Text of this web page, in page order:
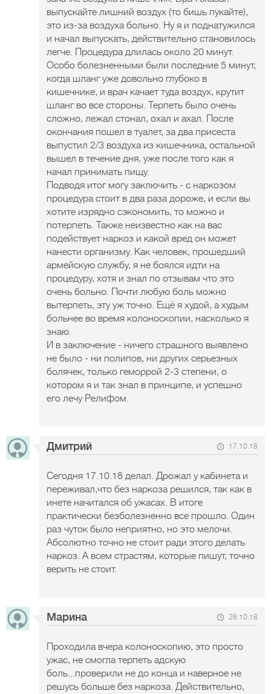
выпускайте лишний воздух (то бишь пукайте),
это из-за воздуха больно. Ну я и поднатужился
и начал выпускать, действительно становилось
легче. Процедура длилась около 20 минут.
Особо болезненными были последние 5 минут,
когда шланг уже довольно глубоко в
кишечнике, и врач качает туда воздух, крутит
шланг во все стороны. Терпеть было очень
сложно, лежал стонал, охал и ахал. После
окончания пошел в туалет, за два присеста
выпустил 2/3 воздуха из кишечника, остальной
вышел в течение дня, уже после того как я
начал принимать пищу.
Подводя итог могу заключить - с наркозом
процедура стоит в два раза дороже, и если вы
хотите изрядно сэкономить, то можно и
потерпеть. Также неизвестно как на вас
подействует наркоз и какой вред он может
нанести организму. Как человек, прошедший
армейскую службу, я не боялся идти на
процедуру, хотя и знал по отзывам что это
очень больно. Почти любую боль можно
вытерпеть, эту уж точно. Ещё я худой, а худым
больнее во время колоноскопии, насколько я
знаю.
И в заключение - ничего страшного выявлено
не было - ни полипов, ни других серьезных
болячек, только геморрой 2-3 степени, о
котором я и так знал в принципе, и успешно
его лечу Релифом.
Дмитрий 17.10.18
Сегодня 17.10.18 делал. Дрожал у кабинета и
переживал,что без наркоза решился, так как в
инете начитался об ужасах. В итоге
практически безболезненно все прошло. Один
раз чуток было неприятно, но это мелочи.
Абсолютно точно не стоит ради этого делать
наркоз. А всем страстям, которые пишут, точно
верить не стоит.
Марина 26.10.18
Проходила вчера колоноскопию, это просто
ужас, не смогла терпеть адскую
боль...проверили не до конца и наверное не
решусь больше без наркоза. Действительно,